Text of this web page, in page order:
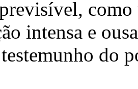
como
intensa e
do